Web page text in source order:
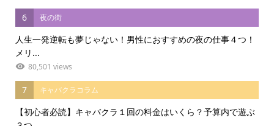
6 夜の街
人生一発逆転も夢じゃない！男性におすすめの夜の仕事４つ！
メリ...
80,501 views
7 キャバクラコラム
【初心者必読】キャバクラ１回の料金はいくら？予算内で遊ぶ